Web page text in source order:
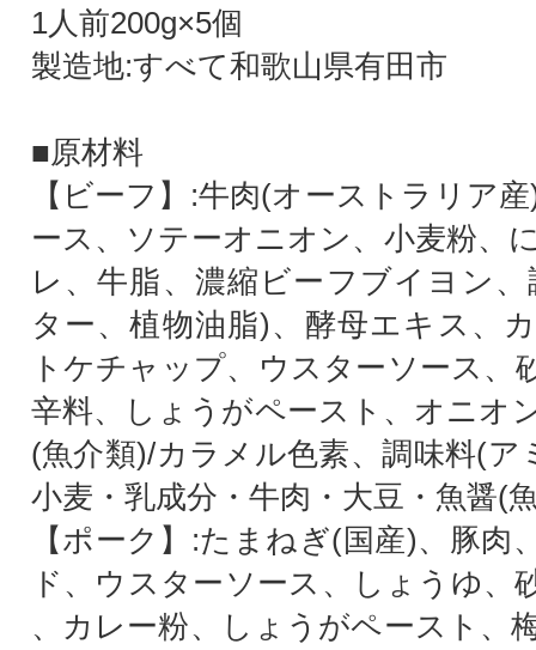
1人前200g×5個
製造地:すべて和歌山県有田市
■原材料
【ビーフ】:牛肉(オーストラリア
ース、ソテーオニオン、小麦粉、
レ、牛脂、濃縮ビーフブイヨン
ター、植物油脂)、酵母エキス、
トケチャップ、ウスターソース、
辛料、しょうがペースト、オニオ
(魚介類)/カラメル色素、調味料(ア
小麦・乳成分・牛肉・大豆・魚醤(
【ポーク】:たまねぎ(国産)、豚肉
ド、ウスターソース、しょうゆ、
、カレー粉、しょうがペースト、